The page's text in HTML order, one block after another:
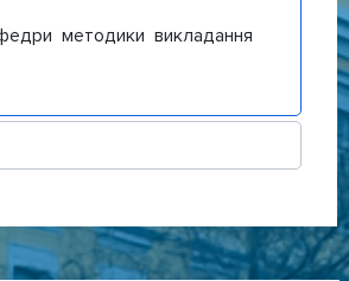
методики викладання